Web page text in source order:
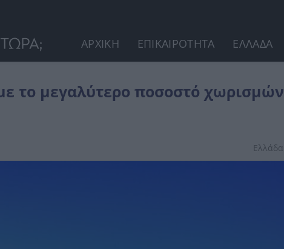
ΑΡΧΙΚΗ ΕΠΙΚΑΙΡΟΤΗΤΑ ΕΛΛΑΔΑ
το μεγαλύτερο ποσοστό χωρισμών
Ελλάδα